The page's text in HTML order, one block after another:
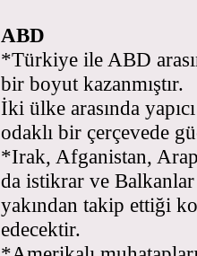
ABD
*Türkiye ile ABD
bir boyut kazanmıştır.
İki ülke arasında
odaklı bir çerçevede
*Irak, Afganistan,
da istikrar ve
yakından takip ettiği
edecektir.